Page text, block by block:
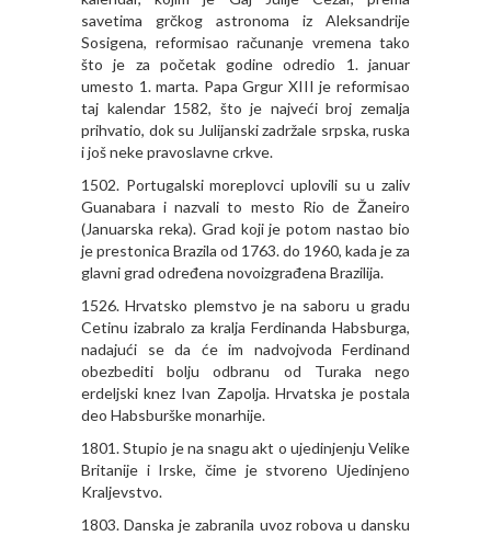
savetima grčkog astronoma iz Aleksandrije
Sosigena, reformisao računanje vremena tako
što je za početak godine odredio 1. januar
umesto 1. marta. Papa Grgur XIII je reformisao
taj kalendar 1582, što je najveći broj zemalja
prihvatio, dok su Julijanski zadržale srpska, ruska
i još neke pravoslavne crkve.
1502. Portugalski moreplovci uplovili su u zaliv
Guanabara i nazvali to mesto Rio de Žaneiro
(Januarska reka). Grad koji je potom nastao bio
je prestonica Brazila od 1763. do 1960, kada je za
glavni grad određena novoizgrađena Brazilija.
1526. Hrvatsko plemstvo je na saboru u gradu
Cetinu izabralo za kralja Ferdinanda Habsburga,
nadajući se da će im nadvojvoda Ferdinand
obezbediti bolju odbranu od Turaka nego
erdeljski knez Ivan Zapolja. Hrvatska je postala
deo Habsburške monarhije.
1801. Stupio je na snagu akt o ujedinjenju Velike
Britanije i Irske, čime je stvoreno Ujedinjeno
Kraljevstvo.
1803. Danska je zabranila uvoz robova u dansku